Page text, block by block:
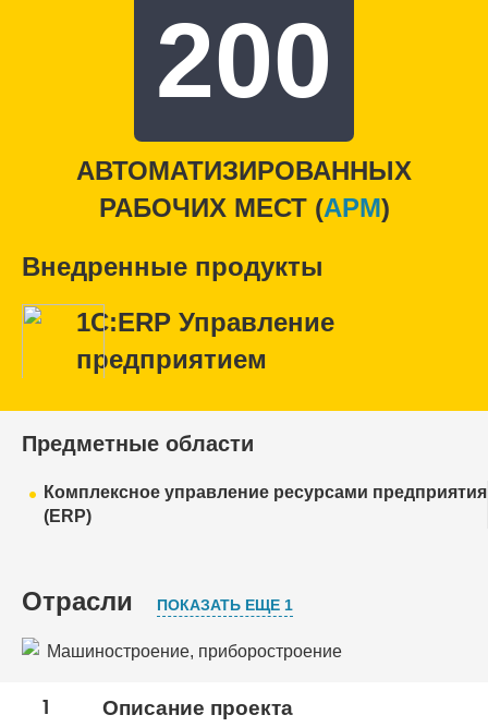
200
АВТОМАТИЗИРОВАННЫХ
РАБОЧИХ МЕСТ (APM)
Внедренные продукты
1С:ERP Управление
предприятием
Предметные области
Комплексное управление ресурсами предприятия
(ERP)
Отрасли ПОКАЗАТЬ ЕЩЕ 1
Машиностроение, приборостроение
обслуживание
1 Описание проекта